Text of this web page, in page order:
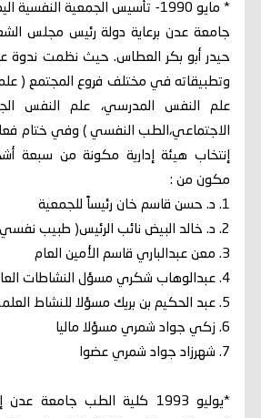
* مايو 1990- تأسيس الجمعية
جامعة عدن برعاية دولة رئيس مجلس
حيدر أبو بكر العطاس. حيث نظمت ندوة
وتطبيقاته في مختلف فروع المجتمع (
علم النفس المدرسي، علم النفس
الاجتماعي،الطب النفسي ) وفي ختام
إنتخاب هيئة إدارية مكونة من سبعة
مكون من :
1. د. حسن قاسم خان رئيساً للجمعية
2. د. خالد البيض نائب الرئيس( طبيب نفسي )
3. معن عبدالباري قاسم الأمين العام
4. عبدالوهاب شكري مسؤل النشاطات العامة
5. عبد الحكيم بن بريك مسؤلا للنشاط العلمي
6. زكي جواد شمري مسؤلا ماليا
7. شهرزاد جواد شمري عضوا
*يوليو 1993 كلية الطب جامعة